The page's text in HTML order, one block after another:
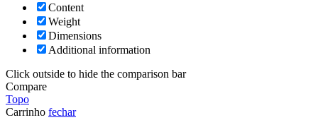
Content
Weight
Dimensions
Additional information
Click outside to hide the comparison bar
Compare
Topo
Carrinho fechar